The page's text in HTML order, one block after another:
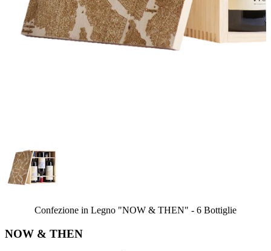
Confezione in Legno "NOW & THEN" - 6 Bottiglie
NOW & THEN